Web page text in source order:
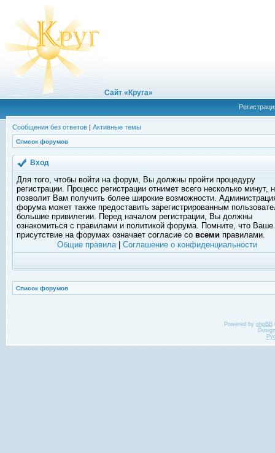
Сайт «Круга»
Сообщения без ответов | Активные темы
Список форумов
Вход
Для того, чтобы войти на форум, Вы должны пройти процедуру
регистрации. Процесс регистрации отнимет всего несколько минут,
позволит Вам получить более широкие возможности.
форума может также предоставить зарегистрированным
большие привилегии. Перед началом регистрации, Вы должны
ознакомиться с правилами и политикой форума. Помните, что Ваше
присутствие на форумах означает согласие со всеми правилами.
Общие правила| Соглашение о конфиденциальности
Список форумов
Powered by phpBB